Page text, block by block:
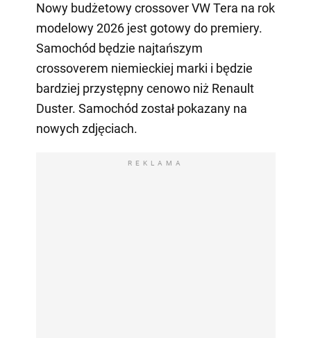
Nowy budżetowy crossover VW Tera na rok
modelowy 2026 jest gotowy do premiery.
Samochód będzie najtańszym
crossoverem niemieckiej marki i będzie
bardziej przystępny cenowo niż Renault
Duster. Samochód został pokazany na
nowych zdjęciach.
REKLAMA